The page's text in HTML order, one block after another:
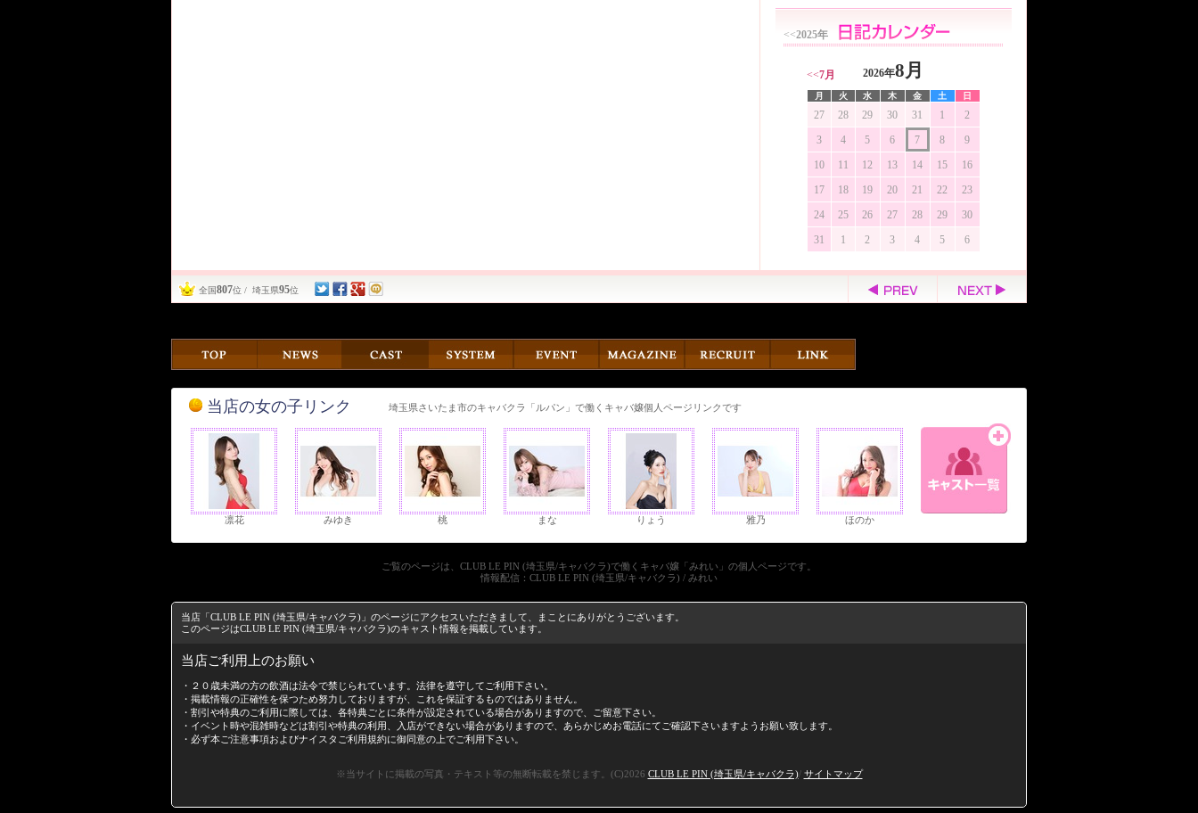
<<2025年
2026年8月
<<7月
月 火 水 木 金 土 日
27 28 29 30 31 1
2
3
4 5 6 7 8
9
10
11 12 13 14 15
16
17
18 19 20 21 22
23
24
25 26 27 28 29
30
31
1 2 3 4 5 6
全国807位 / 埼玉県95位
当店の女の子リンク 埼玉県さいたま市のキャバクラ「ルパン」で働くキャバ嬢個人ページリンクです
凛花 みゆき 桃 まな りょう 雅乃 ほのか
ご覧のページは、CLUB LE PIN (埼玉県/キャバクラ)で働くキャバ嬢「みれい」の個人ページです。
情報配信：CLUB LE PIN (埼玉県/キャバクラ) / みれい
当店「CLUB LE PIN (埼玉県/キャバクラ)」のページにアクセスいただきまして、まことにありがとうございます。
このページはCLUB LE PIN (埼玉県/キャバクラ)のキャスト情報を掲載しています。
当店ご利用上のお願い
・２０歳未満の方の飲酒は法令で禁じられています。法律を遵守してご利用下さい。
・掲載情報の正確性を保つため努力しておりますが、これを保証するものではありません。
・割引や特典のご利用に際しては、各特典ごとに条件が設定されている場合がありますので、ご留意下さい。
・イベント時や混雑時などは割引や特典の利用、入店ができない場合がありますので、あらかじめお電話にてご確認下さいますようお願い致します。
・必ず本ご注意事項およびナイスタご利用規約に御同意の上でご利用下さい。
※当サイトに掲載の写真・テキスト等の無断転載を禁じます。(C)2026 CLUB LE PIN (埼玉県/キャバクラ)/ サイトマップ